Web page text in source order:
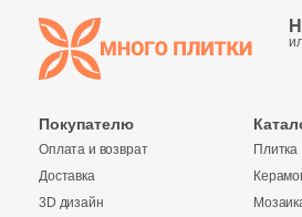
Покупателю
Оплата и возврат
Доставка
3D дизайн
Плитка